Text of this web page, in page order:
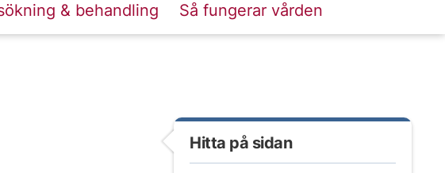
& behandling Så fungerar vården
Hitta på sidan